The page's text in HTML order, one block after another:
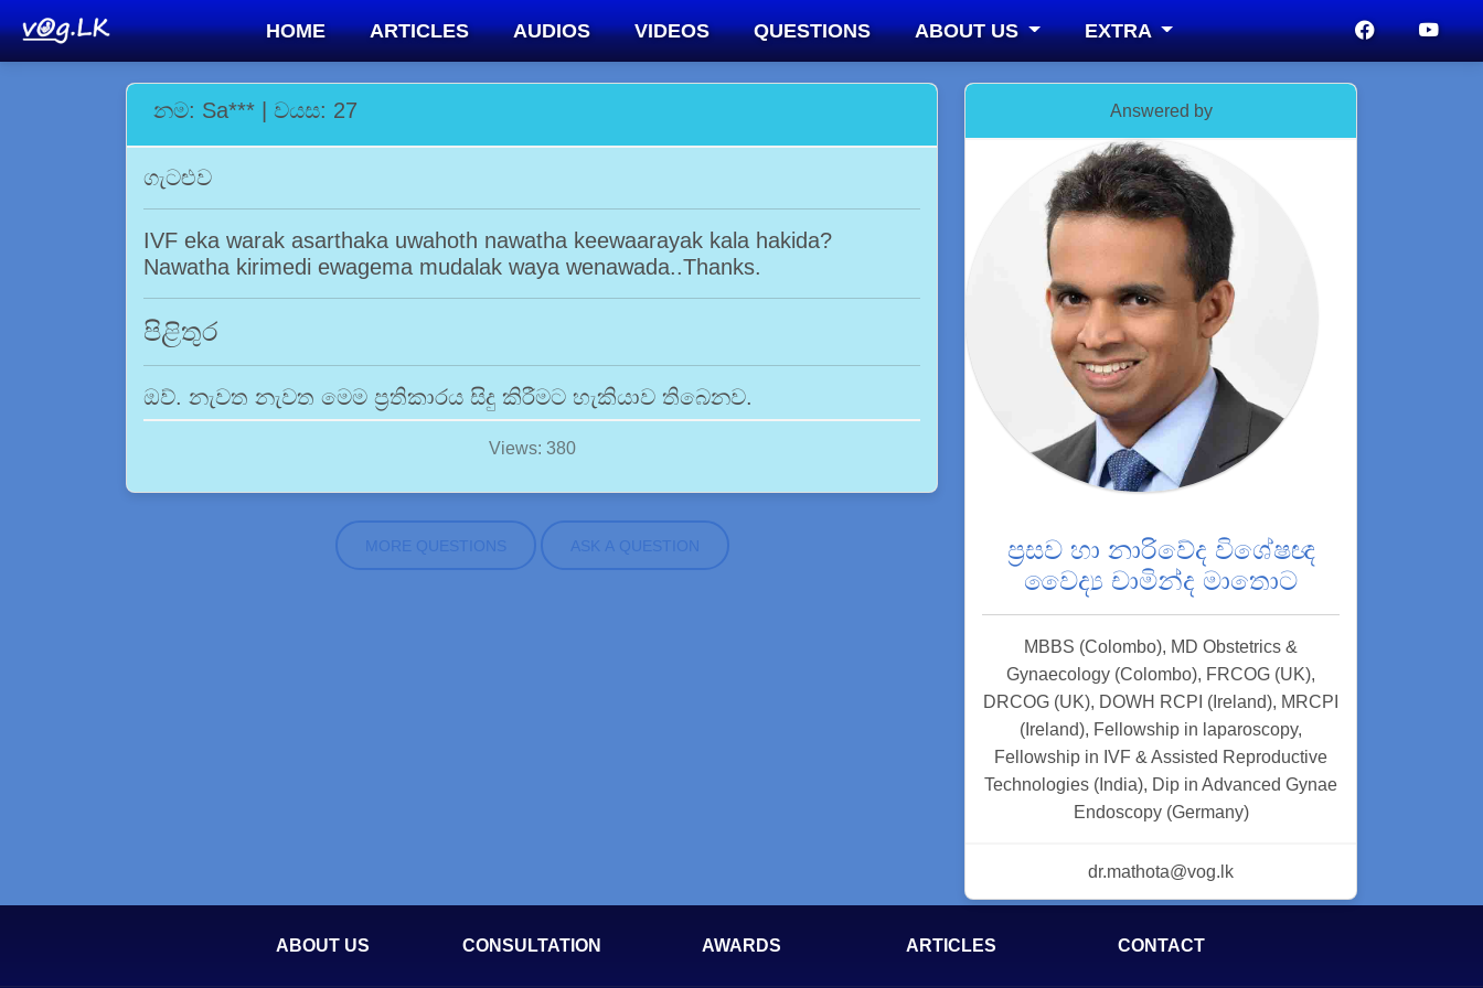
HOME ARTICLES AUDIOS VIDEOS QUESTIONS ABOUT US EXTRA
නම: Sa*** | වයස: 27
ගැටළුව
IVF eka warak asarthaka uwahoth nawatha keewaarayak kala hakida?
Nawatha kirimedi ewagema mudalak waya wenawada..Thanks.
පිළිතුර
ඔව්. නැවත නැවත මෙම ප්‍රතිකාරය සිදු කිරීමට හැකියාව තිබෙනව.
Views: 380
MORE QUESTIONS ASK A QUESTION
Answered by
ප්‍රසව හා නාරිවේද විශේෂඥ
වෛද්‍ය චාමින්ද මාතොට
MBBS (Colombo), MD Obstetrics &
Gynaecology (Colombo), FRCOG (UK),
DRCOG (UK), DOWH RCPI (Ireland), MRCPI
(Ireland), Fellowship in laparoscopy,
Fellowship in IVF & Assisted Reproductive
Technologies (India), Dip in Advanced Gynae
Endoscopy (Germany)
dr.mathota@vog.lk
ABOUT US CONSULTATION AWARDS ARTICLES CONTACT